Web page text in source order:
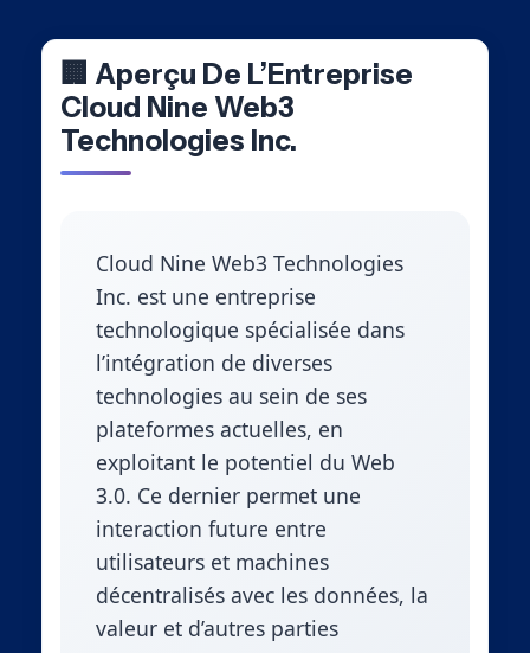
🏢 Aperçu De L’Entreprise
Cloud Nine Web3
Technologies Inc.
Cloud Nine Web3 Technologies
Inc. est une entreprise
technologique spécialisée dans
l’intégration de diverses
technologies au sein de ses
plateformes actuelles, en
exploitant le potentiel du Web
3.0. Ce dernier permet une
interaction future entre
utilisateurs et machines
décentralisés avec les données, la
valeur et d’autres parties